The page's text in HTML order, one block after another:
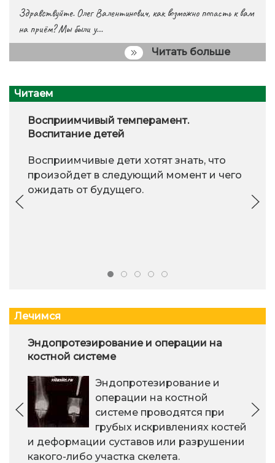
Здравствуйте. Олег Валентинович, как возможно попасть к вам
на приём? Мы были у…
Читать больше
Читаем
Восприимчивый темперамент.
Воспитание детей
Восприимчивые дети хотят знать, что
произойдет в следующий момент и чего
ожидать от будущего.
Лечимся
Эндопротезирование и операции на
костной системе
Эндопротезирование и
операции на костной
системе проводятся при
грубых искривлениях костей
и деформации суставов или разрушении
какого-либо участка скелета.